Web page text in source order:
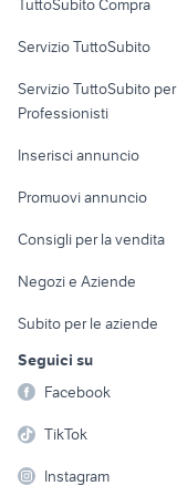
Informatica
Console e
Fotografia
Telefonia
TuttoSubito Compra
Servizio TuttoSubito
Servizio TuttoSubito per
Professionisti
Inserisci annuncio
Promuovi annuncio
Consigli per la vendita
Negozi e Aziende
Subito per le aziende
Seguici su
Facebook
TikTok
Instagram